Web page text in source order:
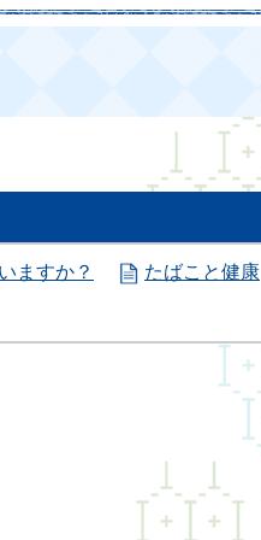
ますか？ たばこと健康